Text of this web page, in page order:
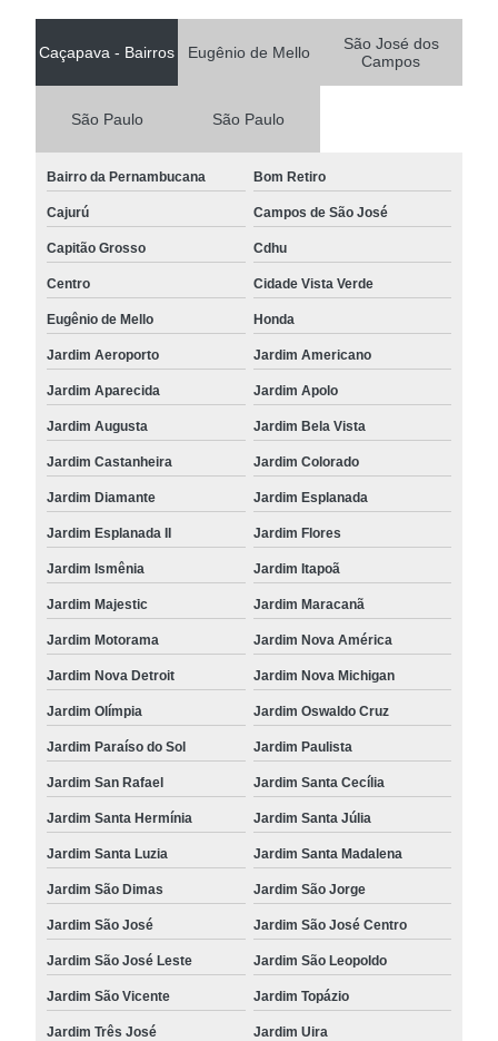
Caçapava - Bairros Eugênio de Mello
São José dos
Campos
São Paulo São Paulo
Bairro da Pernambucana Bom Retiro
Cajurú Campos de São José
Capitão Grosso Cdhu
Centro Cidade Vista Verde
Eugênio de Mello Honda
Jardim Aeroporto Jardim Americano
Jardim Aparecida Jardim Apolo
Jardim Augusta Jardim Bela Vista
Jardim Castanheira Jardim Colorado
Jardim Diamante Jardim Esplanada
Jardim Esplanada II Jardim Flores
Jardim Ismênia Jardim Itapoã
Jardim Majestic Jardim Maracanã
Jardim Motorama Jardim Nova América
Jardim Nova Detroit Jardim Nova Michigan
Jardim Olímpia Jardim Oswaldo Cruz
Jardim Paraíso do Sol Jardim Paulista
Jardim San Rafael Jardim Santa Cecília
Jardim Santa Hermínia Jardim Santa Júlia
Jardim Santa Luzia Jardim Santa Madalena
Jardim São Dimas Jardim São Jorge
Jardim São José Jardim São José Centro
Jardim São José Leste Jardim São Leopoldo
Jardim São Vicente Jardim Topázio
Jardim Três José Jardim Uira